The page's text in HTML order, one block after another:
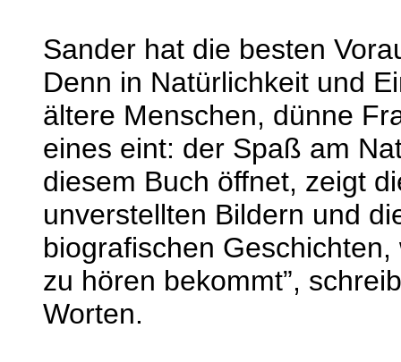
Sander hat die besten
Denn in Natürlichkeit und
ältere Menschen, dünne
eines eint: der Spaß am
diesem Buch öffnet, zeigt
unverstellten Bildern und
biografischen
zu hören bekommt”,
Worten.